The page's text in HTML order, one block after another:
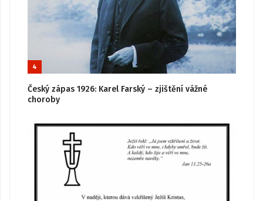
4
Český zápas 1926: Karel Farský – zjištění vážné
choroby